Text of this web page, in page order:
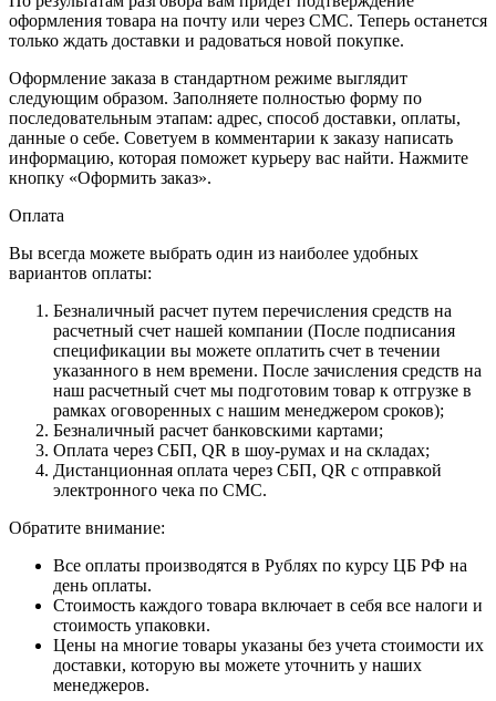
оформления товара на почту или через СМС. Теперь останется
только ждать доставки и радоваться новой покупке.
Оформление заказа в стандартном режиме выглядит
следующим образом. Заполняете полностью форму по
последовательным этапам: адрес, способ доставки, оплаты,
данные о себе. Советуем в комментарии к заказу написать
информацию, которая поможет курьеру вас найти. Нажмите
кнопку «Оформить заказ».
Оплата
Вы всегда можете выбрать один из наиболее удобных
вариантов оплаты:
Безналичный расчет путем перечисления средств на
расчетный счет нашей компании (После подписания
спецификации вы можете оплатить счет в течении
указанного в нем времени. После зачисления средств на
наш расчетный счет мы подготовим товар к отгрузке в
рамках оговоренных с нашим менеджером сроков);
Безналичный расчет банковскими картами;
Оплата через СБП, QR в шоу-румах и на складах;
Дистанционная оплата через СБП, QR с отправкой
электронного чека по СМС.
Обратите внимание:
Все оплаты производятся в Рублях по курсу ЦБ РФ на
день оплаты.
Стоимость каждого товара включает в себя все налоги и
стоимость упаковки.
Цены на многие товары указаны без учета стоимости их
доставки, которую вы можете уточнить у наших
менеджеров.